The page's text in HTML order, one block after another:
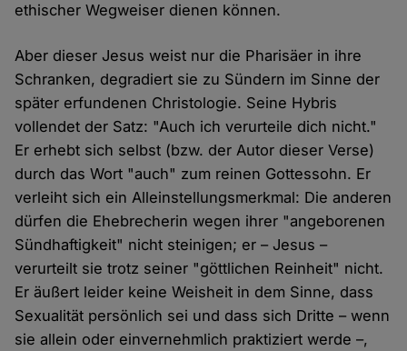
ethischer Wegweiser dienen können.
Aber dieser Jesus weist nur die Pharisäer in ihre
Schranken, degradiert sie zu Sündern im Sinne der
später erfundenen Christologie. Seine Hybris
vollendet der Satz: "Auch ich verurteile dich nicht."
Er erhebt sich selbst (bzw. der Autor dieser Verse)
durch das Wort "auch" zum reinen Gottessohn. Er
verleiht sich ein Alleinstellungsmerkmal: Die anderen
dürfen die Ehebrecherin wegen ihrer "angeborenen
Sündhaftigkeit" nicht steinigen; er – Jesus –
verurteilt sie trotz seiner "göttlichen Reinheit" nicht.
Er äußert leider keine Weisheit in dem Sinne, dass
Sexualität persönlich sei und dass sich Dritte – wenn
sie allein oder einvernehmlich praktiziert werde –,